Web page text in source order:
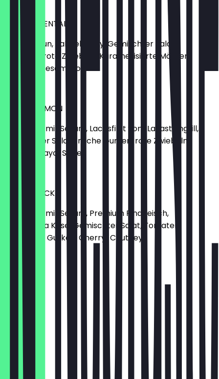
UPPER ORIENTAL
Brioche-Bun, Falafel Patty, Gemischter Salat,
Tomaten, rote Zwiebeln, Karamellisierte Möhren,
Hummus, Sesam-Soße
11,50 €
KING SALOMON
Black-Bun mit Sesam, Lachsfilet vom Lavasteingrill,
Gemischter Salat, frische Gurken, rote Zwiebeln,
Wasabi-Mayo-Soße
13,50 €
UPPER BLACK
Black-Bun mit Sesam, Premium Rindfleisch,
Gorgonzola Käse, Gemischter Salat, Tomaten,
eingelegte Gurken, Cherry-Chutney
12,90 €